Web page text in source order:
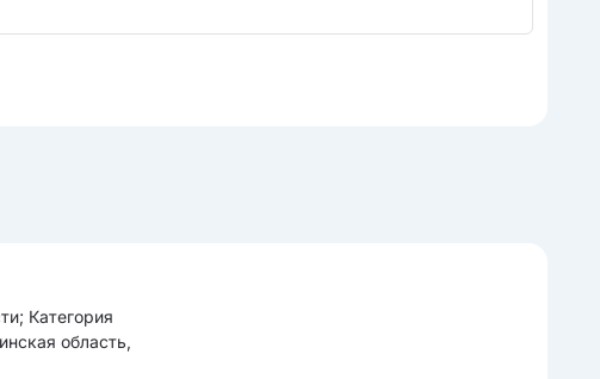
Категория
область,